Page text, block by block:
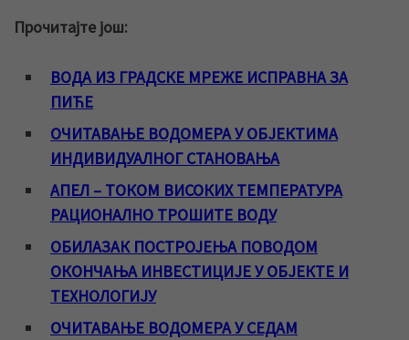
Прочитајте још:
ВОДА ИЗ ГРАДСКЕ МРЕЖЕ ИСПРАВНА ЗА
ПИЋЕ
ОЧИТАВАЊЕ ВОДОМЕРА У ОБЈЕКТИМА
ИНДИВИДУАЛНОГ СТАНОВАЊА
АПЕЛ – ТОКОМ ВИСОКИХ ТЕМПЕРАТУРА
РАЦИОНАЛНО ТРОШИТЕ ВОДУ
ОБИЛАЗАК ПОСТРОЈЕЊА ПОВОДОМ
ОКОНЧАЊА ИНВЕСТИЦИЈЕ У ОБЈЕКТЕ И
ТЕХНОЛОГИЈУ
ОЧИТАВАЊЕ ВОДОМЕРА У СЕДАМ